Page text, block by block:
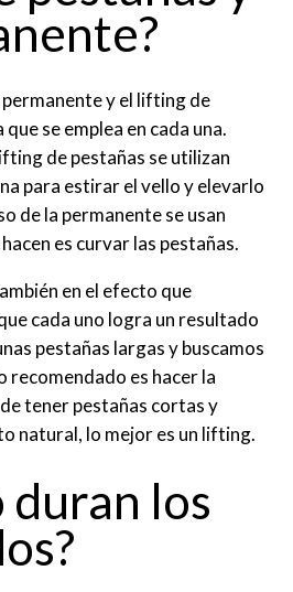
y el lifting de
se emplea en cada una.
de pestañas se utilizan
para estirar el vello y elevarlo
de la permanente se usan
es curvar las pestañas.
en el efecto que
cada uno logra un resultado
pestañas largas y buscamos
recomendado es hacer la
tener pestañas cortas y
natural, lo mejor es un lifting.
duran los